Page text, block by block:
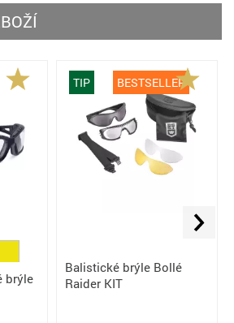
brýle
TIP BESTSELLER
Balistické brýle Bollé
Raider KIT